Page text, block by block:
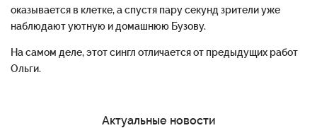
оказывается в клетке, а спустя пару секунд зрители уже
наблюдают уютную и домашнюю Бузову.
На самом деле, этот сингл отличается от предыдущих работ
Ольги.
Актуальные новости